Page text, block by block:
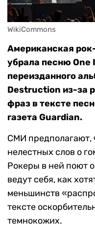
WikiCommons
Американская
убрала песню One
переизданного
Destruction из-за
фраз в тексте
газета Guardian.
СМИ предполагают,
нелестных слов о
Рокеры в ней поют
ведут себя, как
меньшинств
тексте
темнокожих.